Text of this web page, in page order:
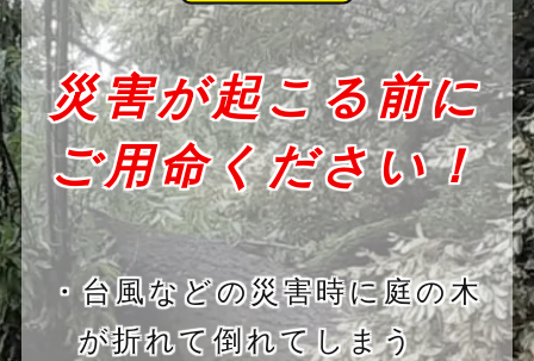
災害が起こる前に
ご用命ください！
・台風などの災害時に庭の木
が折れて倒れてしまう